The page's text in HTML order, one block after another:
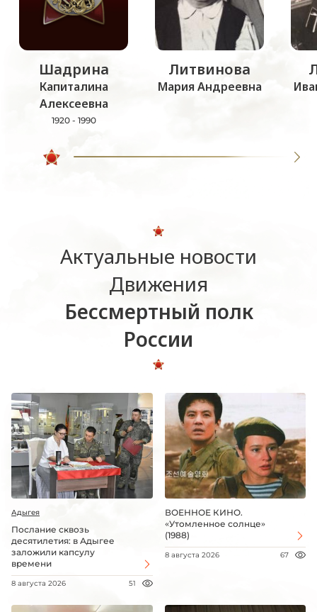
Шадрина
Капиталина
Алексеевна
1920 - 1990
Литвинова
Мария Андреевна
Актуальные новости
Движения
Бессмертный полк
России
Адыгея
Послание сквозь
десятилетия: в Адыгее
заложили капсулу
времени
8 августа 2026 51
ВОЕННОЕ КИНО.
«Утомленное солнце»
(1988)
8 августа 2026 67